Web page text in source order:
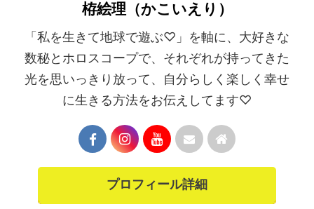
栫絵理（かこいえり）
「私を生きて地球で遊ぶ♡」を軸に、大好きな
数秘とホロスコープで、それぞれが持ってきた
光を思いっきり放って、自分らしく楽しく幸せ
に生きる方法をお伝えしてます♡
プロフィール詳細